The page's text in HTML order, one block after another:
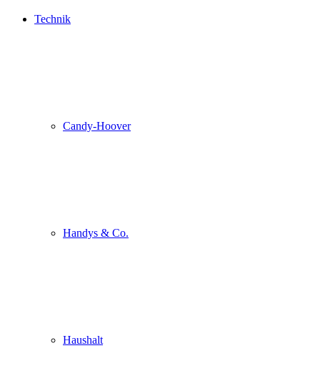
Technik
Candy-Hoover
Handys & Co.
Haushalt